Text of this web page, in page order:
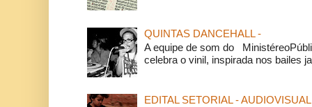
QUINTAS DANCEHALL -
A equipe de som do
celebra o vinil, inspirada nos bailes
EDITAL SETORIAL - AUDIOVISUAL